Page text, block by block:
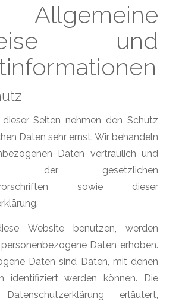
und
dieser Seiten nehmen den Schutz
Daten sehr ernst. Wir behandeln
Daten vertraulich und
der gesetzlichen
sowie dieser
Website benutzen, werden
Daten erhoben.
Daten sind Daten, mit denen
identifiziert werden können. Die
erläutert,